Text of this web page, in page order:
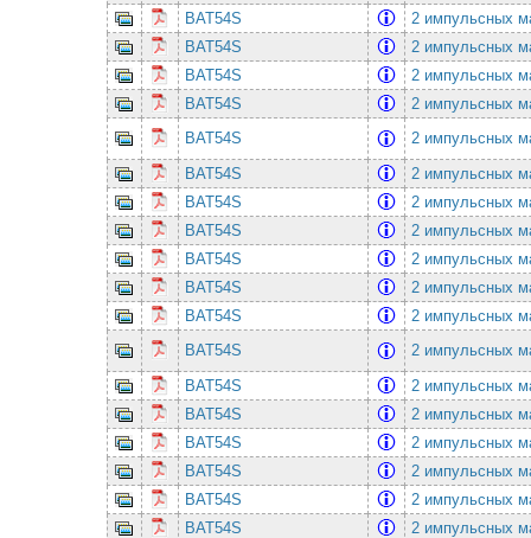
BAT54S
2 импульсных
BAT54S
2 импульсных
BAT54S
2 импульсных
BAT54S
2 импульсных
BAT54S
2 импульсных
BAT54S
2 импульсных
BAT54S
2 импульсных
BAT54S
2 импульсных
BAT54S
2 импульсных
BAT54S
2 импульсных
BAT54S
2 импульсных
BAT54S
2 импульсных
BAT54S
2 импульсных
BAT54S
2 импульсных
BAT54S
2 импульсных
BAT54S
2 импульсных
BAT54S
2 импульсных
BAT54S
2 импульсных